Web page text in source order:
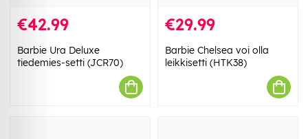
€42.99
Barbie Ura Deluxe
tiedemies-setti (JCR70)
€29.99
Barbie Chelsea voi olla
leikkisetti (HTK38)